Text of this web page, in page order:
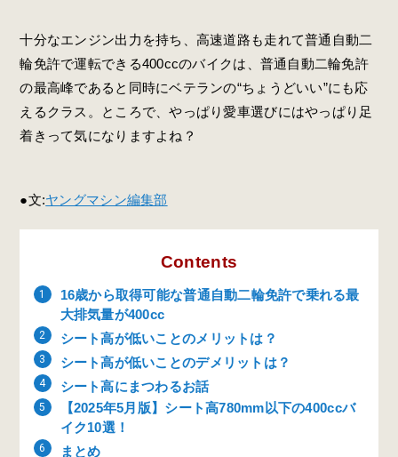
十分なエンジン出力を持ち、高速道路も走れて普通自動二
輪免許で運転できる400ccのバイクは、普通自動二輪免許
の最高峰であると同時にベテランの“ちょうどいい”にも応
えるクラス。ところで、やっぱり愛車選びにはやっぱり足
着きって気になりますよね？
●文:ヤングマシン編集部
Contents
16歳から取得可能な普通自動二輪免許で乗れる最
大排気量が400cc
シート高が低いことのメリットは？
シート高が低いことのデメリットは？
シート高にまつわるお話
【2025年5月版】シート高780mm以下の400ccバ
イク10選！
まとめ